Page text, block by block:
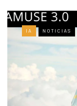
IA NOTICIAS